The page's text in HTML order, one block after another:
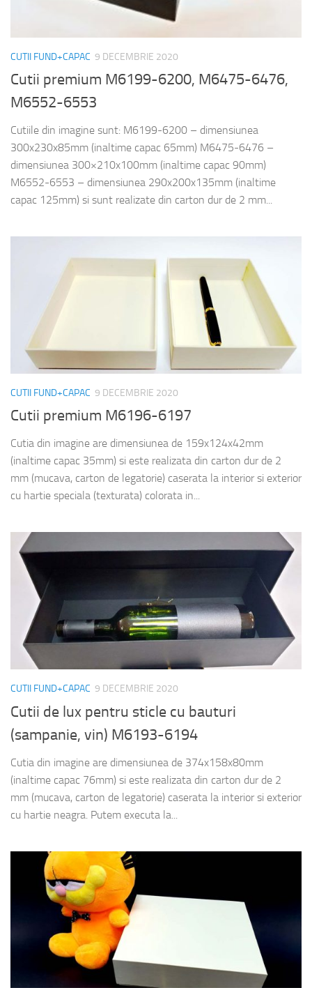
CUTII FUND+CAPAC 9 DECEMBRIE 2020
Cutii premium M6199-6200, M6475-6476,
M6552-6553
Cutiile din imagine sunt: M6199-6200 – dimensiunea
300x230x85mm (inaltime capac 65mm) M6475-6476 –
dimensiunea 300×210x100mm (inaltime capac 90mm)
M6552-6553 – dimensiunea 290x200x135mm (inaltime
capac 125mm) si sunt realizate din carton dur de 2 mm...
CUTII FUND+CAPAC 9 DECEMBRIE 2020
Cutii premium M6196-6197
Cutia din imagine are dimensiunea de 159x124x42mm
(inaltime capac 35mm) si este realizata din carton dur de 2
mm (mucava, carton de legatorie) caserata la interior si exterior
cu hartie speciala (texturata) colorata in...
CUTII FUND+CAPAC 9 DECEMBRIE 2020
Cutii de lux pentru sticle cu bauturi
(sampanie, vin) M6193-6194
Cutia din imagine are dimensiunea de 374x158x80mm
(inaltime capac 76mm) si este realizata din carton dur de 2
mm (mucava, carton de legatorie) caserata la interior si exterior
cu hartie neagra. Putem executa la...